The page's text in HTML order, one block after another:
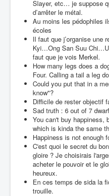
Slayer, etc… je suppose
d’arrêter le métal.
Au moins les pédophiles
écoles
Il faut que j’organise une
Kyi…Ong San Suu
faut que je vois Merkel.
How many legs does a
Four. Calling a tail a leg
Could you put that in a
know"?
Difficile de rester objectif
Sad truth : 6 out of 7
You can't buy happiness,
which is kinda the same
Happiness is not enough
C'est quoi le secret du
gloire ? Je choisirais
acheter le pouvoir et le
heureux.
En ces temps de sida la
trouille.